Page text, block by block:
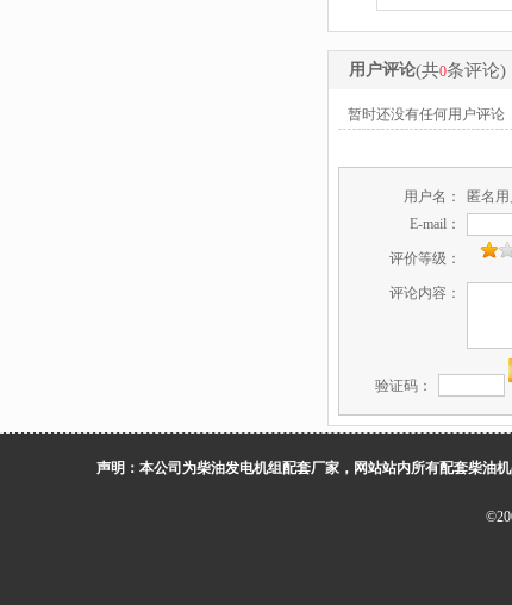
用户评论(共0条评论)
暂时还没有任何用户评论
用户名：
匿名用
E-mail：
评价等级：
评论内容：
验证码：
声明：本公司为柴油发电机组配套厂家，网站站内所有配套柴油